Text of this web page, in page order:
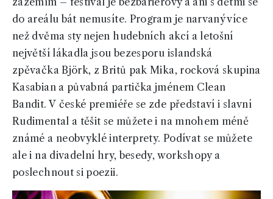
do areálu bát nemusíte. Program je narvaný více
než dvěma sty nejen hudebních akcí a letošní
největší lákadla jsou bezesporu islandská
zpěvačka Björk, z Britů pak Mika, rocková skupina
Kasabian a půvabná partička jménem Clean
Bandit. V české premiéře se zde představí i slavní
Rudimental a těšit se můžete i na mnohem méně
známé a neobvyklé interprety. Podívat se můžete
ale i na divadelní hry, besedy, workshopy a
poslechnout si poezii.